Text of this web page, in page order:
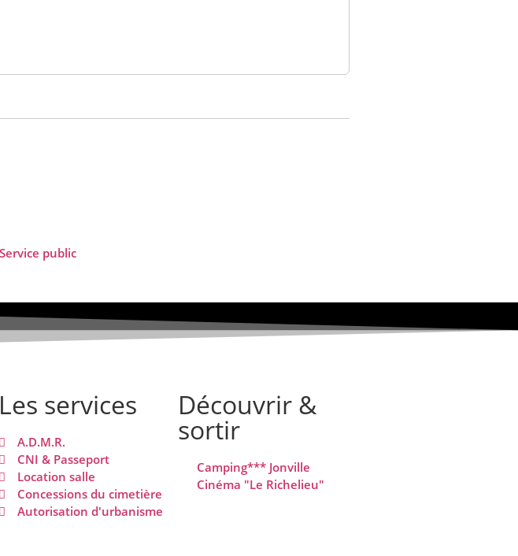
Les services
A.D.M.R.
CNI & Passeport
Location salle
Concessions du cimetière
Autorisation d'urbanisme
Découvrir &
sortir
Camping*** Jonville
Cinéma "Le Richelieu"